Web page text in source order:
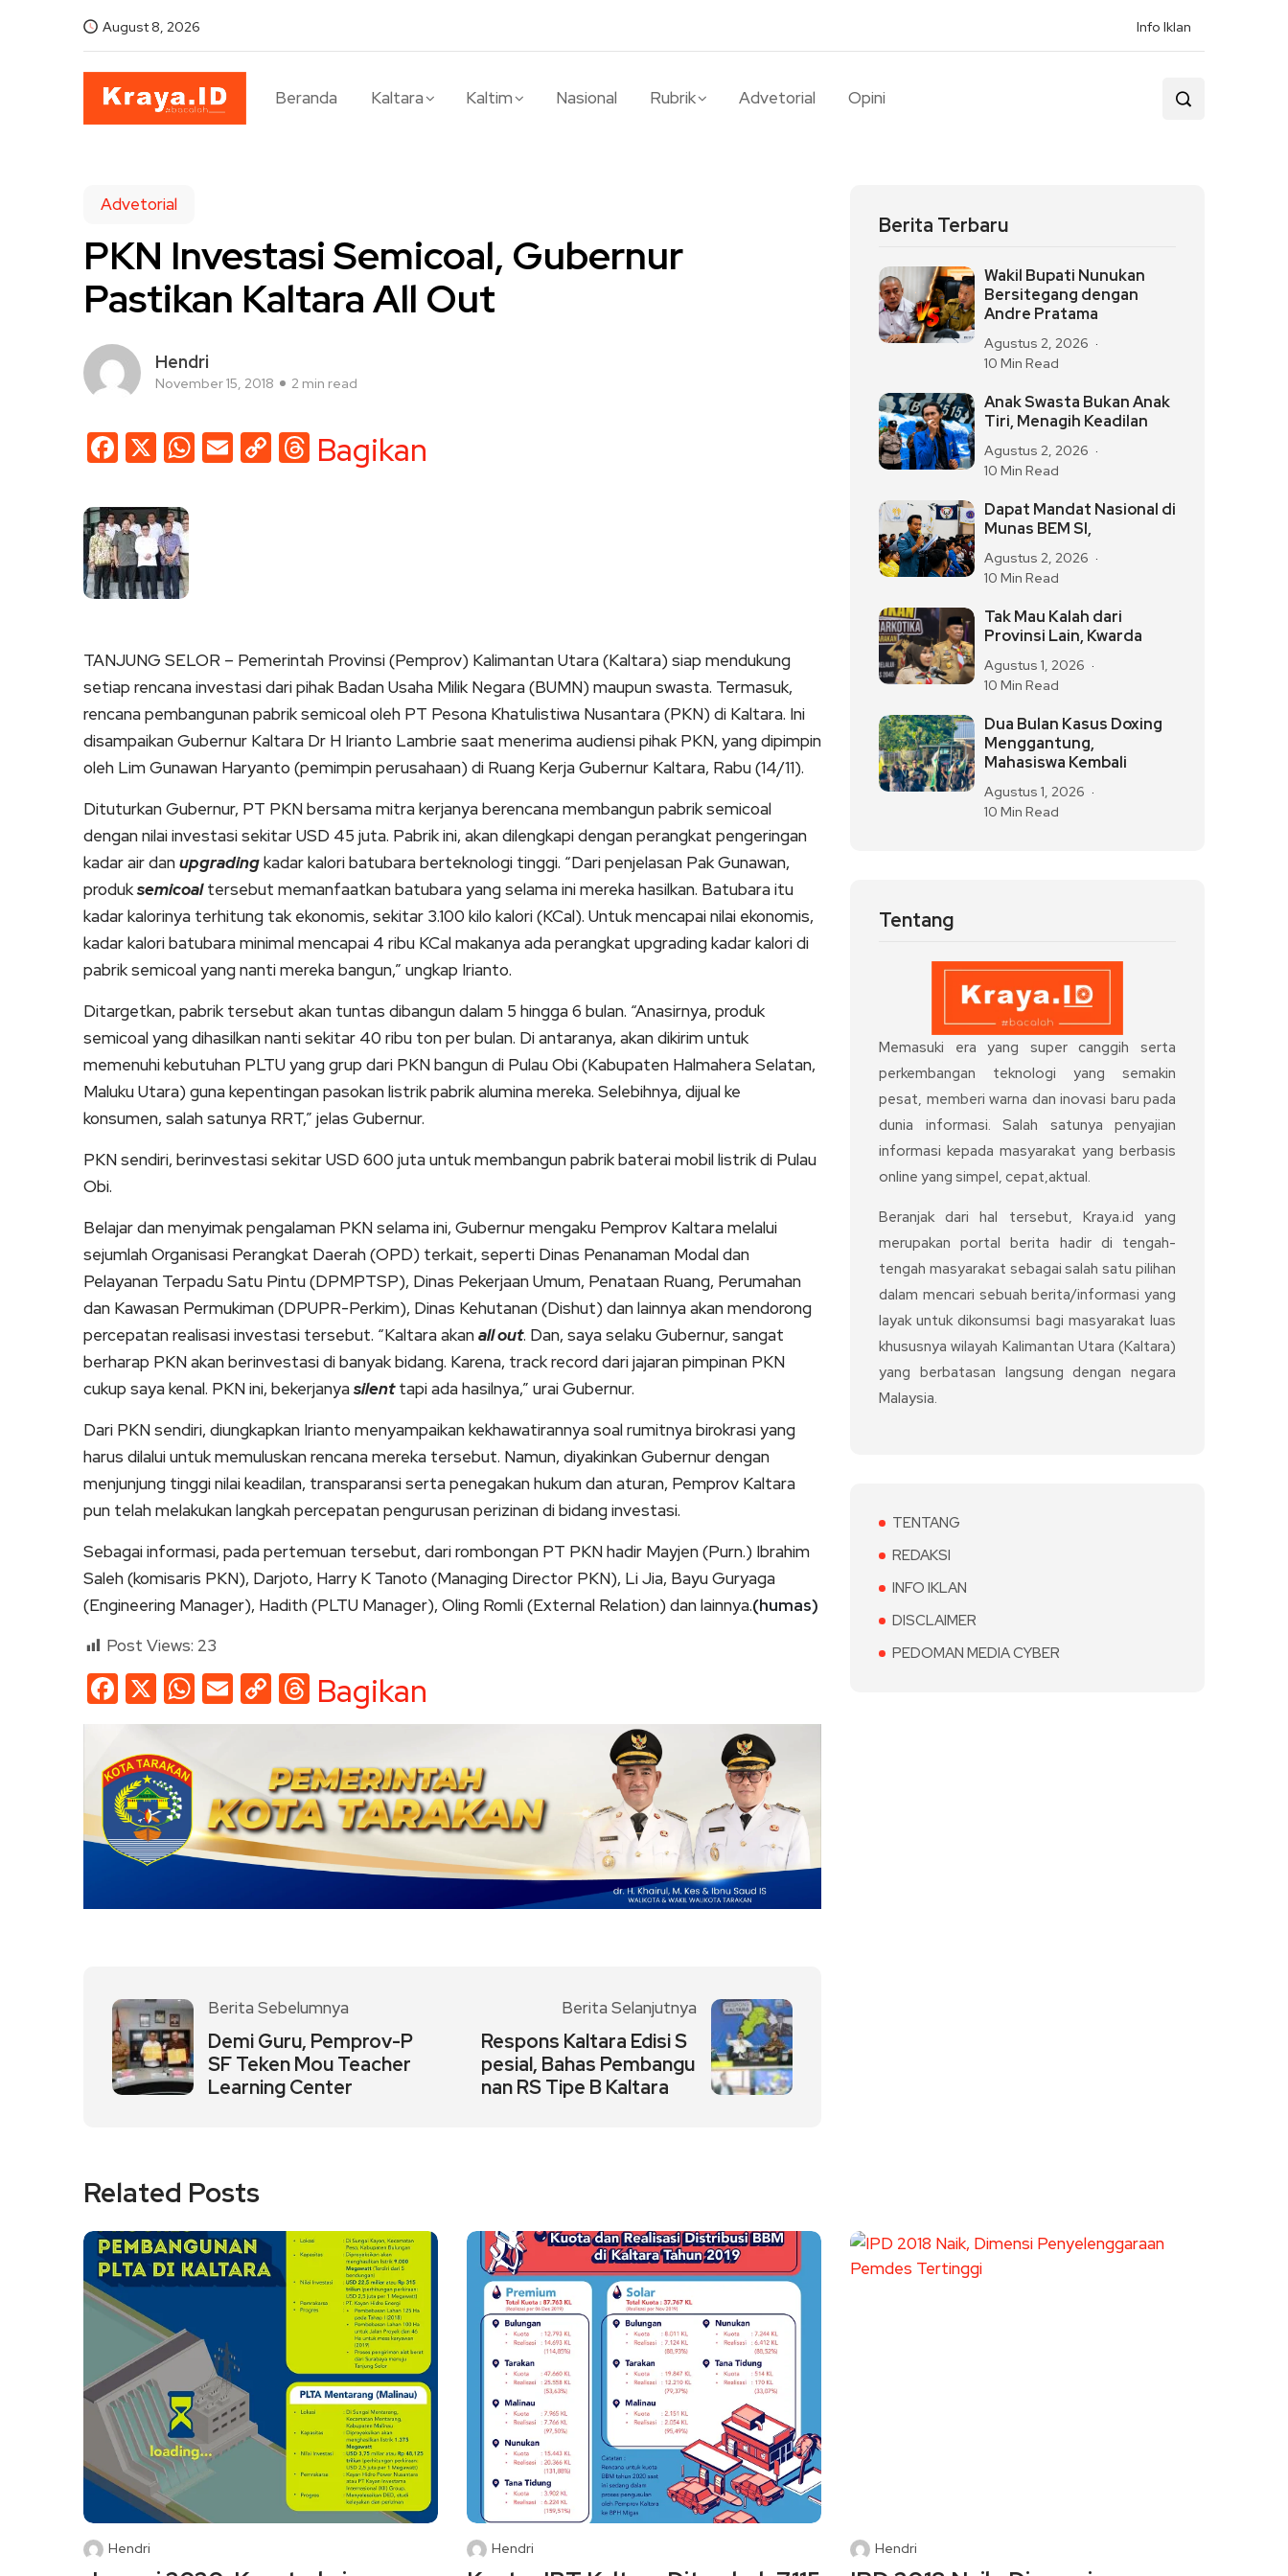
August 8, 2026 Info Iklan
Beranda Kaltara Kaltim Nasional Rubrik Advetorial Opini
Advetorial
PKN Investasi Semicoal, Gubernur
Pastikan Kaltara All Out
Hendri
November 15, 2018 2 min read
Facebook
X WhatsApp
EmailCopyThreads
Bagikan
TANJUNG SELOR – Pemerintah Provinsi (Pemprov) Kalimantan Utara (Kaltara) siap mendukung
setiap rencana investasi dari pihak Badan Usaha Milik Negara (BUMN) maupun swasta. Termasuk,
rencana pembangunan pabrik semicoal oleh PT Pesona Khatulistiwa Nusantara (PKN) di Kaltara. Ini
disampaikan Gubernur Kaltara Dr H Irianto Lambrie saat menerima audiensi pihak PKN, yang dipimpin
oleh Lim Gunawan Haryanto (pemimpin perusahaan) di Ruang Kerja Gubernur Kaltara, Rabu (14/11).
Dituturkan Gubernur, PT PKN bersama mitra kerjanya berencana membangun pabrik semicoal
dengan nilai investasi sekitar USD 45 juta. Pabrik ini, akan dilengkapi dengan perangkat pengeringan
kadar air danupgradingkadar kalori batubara berteknologi tinggi. “Dari penjelasan Pak Gunawan,
produksemicoaltersebut memanfaatkan batubara yang selama ini mereka hasilkan. Batubara itu
kadar kalorinya terhitung tak ekonomis, sekitar 3.100 kilo kalori (KCal). Untuk mencapai nilai ekonomis,
kadar kalori batubara minimal mencapai 4 ribu KCal makanya ada perangkat upgrading kadar kalori di
pabrik semicoal yang nanti mereka bangun,” ungkap Irianto.
Ditargetkan, pabrik tersebut akan tuntas dibangun dalam 5 hingga 6 bulan. “Anasirnya, produk
semicoal yang dihasilkan nanti sekitar 40 ribu ton per bulan. Di antaranya, akan dikirim untuk
memenuhi kebutuhan PLTU yang grup dari PKN bangun di Pulau Obi (Kabupaten Halmahera Selatan,
Maluku Utara) guna kepentingan pasokan listrik pabrik alumina mereka. Selebihnya, dijual ke
konsumen, salah satunya RRT,” jelas Gubernur.
PKN sendiri, berinvestasi sekitar USD 600 juta untuk membangun pabrik baterai mobil listrik di Pulau
Obi.
Belajar dan menyimak pengalaman PKN selama ini, Gubernur mengaku Pemprov Kaltara melalui
sejumlah Organisasi Perangkat Daerah (OPD) terkait, seperti Dinas Penanaman Modal dan
Pelayanan Terpadu Satu Pintu (DPMPTSP), Dinas Pekerjaan Umum, Penataan Ruang, Perumahan
dan Kawasan Permukiman (DPUPR-Perkim), Dinas Kehutanan (Dishut) dan lainnya akan mendorong
percepatan realisasi investasi tersebut. “Kaltara akanall out. Dan, saya selaku Gubernur, sangat
berharap PKN akan berinvestasi di banyak bidang. Karena, track record dari jajaran pimpinan PKN
cukup saya kenal. PKN ini, bekerjanyasilenttapi ada hasilnya,” urai Gubernur.
Dari PKN sendiri, diungkapkan Irianto menyampaikan kekhawatirannya soal rumitnya birokrasi yang
harus dilalui untuk memuluskan rencana mereka tersebut. Namun, diyakinkan Gubernur dengan
menjunjung tinggi nilai keadilan, transparansi serta penegakan hukum dan aturan, Pemprov Kaltara
pun telah melakukan langkah percepatan pengurusan perizinan di bidang investasi.
Sebagai informasi, pada pertemuan tersebut, dari rombongan PT PKN hadir Mayjen (Purn.) Ibrahim
Saleh (komisaris PKN), Darjoto, Harry K Tanoto (Managing Director PKN), Li Jia, Bayu Guryaga
(Engineering Manager), Hadith (PLTU Manager), Oling Romli (External Relation) dan lainnya.(humas)
Post Views: 23
Facebook
X WhatsApp
EmailCopy
Link
Threads
Bagikan
Berita Sebelumnya
Demi Guru, Pemprov-P
SF Teken Mou Teacher
Learning Center
Berita Selanjutnya
Respons Kaltara Edisi S
pesial, Bahas Pembangu
nan RS Tipe B Kaltara
Berita Terbaru
Wakil Bupati Nunukan
Bersitegang dengan
Andre Pratama
Agustus 2, 2026
10 Min Read
Anak Swasta Bukan Anak
Tiri, Menagih Keadilan
Agustus 2, 2026
10 Min Read
Dapat Mandat Nasional di
Munas BEM SI,
Agustus 2, 2026
10 Min Read
Tak Mau Kalah dari
Provinsi Lain, Kwarda
Agustus 1, 2026
10 Min Read
Dua Bulan Kasus Doxing
Menggantung,
Mahasiswa Kembali
Agustus 1, 2026
10 Min Read
Tentang
Memasuki era yang super canggih serta
perkembangan teknologi yang semakin
pesat, memberi warna dan inovasi baru pada
dunia informasi. Salah satunya penyajian
informasi kepada masyarakat yang berbasis
online yang simpel, cepat,aktual.
Beranjak dari hal tersebut, Kraya.id yang
merupakan portal berita hadir di tengah-
tengah masyarakat sebagai salah satu pilihan
dalam mencari sebuah berita/informasi yang
layak untuk dikonsumsi bagi masyarakat luas
khususnya wilayah Kalimantan Utara (Kaltara)
yang berbatasan langsung dengan negara
Malaysia.
TENTANG
REDAKSI
INFO IKLAN
DISCLAIMER
PEDOMAN MEDIA CYBER
Related Posts
Hendri Hendri Hendri